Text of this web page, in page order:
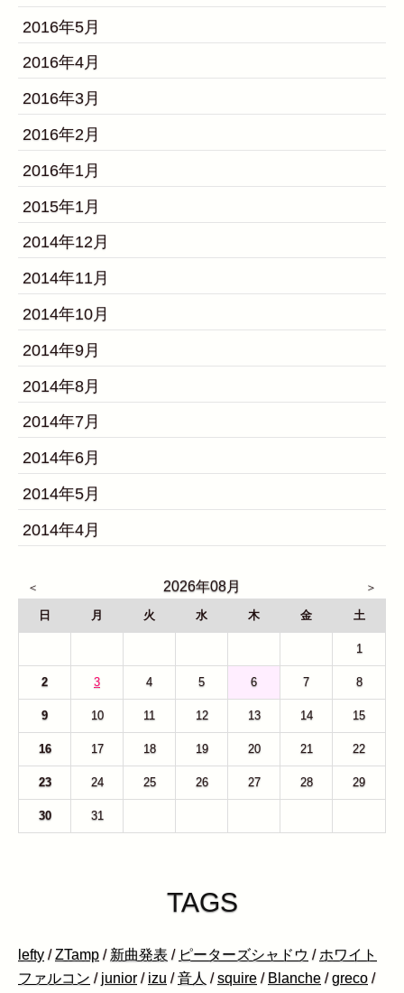
2016年5月
2016年4月
2016年3月
2016年2月
2016年1月
2015年1月
2014年12月
2014年11月
2014年10月
2014年9月
2014年8月
2014年7月
2014年6月
2014年5月
2014年4月
2026年08月
日 月 火 水 木 金 土
1
2 3 4 5 6 7 8
9 10 11 12 13 14 15
16 17 18 19 20 21 22
23 24 25 26 27 28 29
30 31
TAGS
lefty /ZTamp / 新曲発表 / ピーターズシャドウ / ホワイト
ファルコン / junior / izu /音人 /squire / Blanche /greco /